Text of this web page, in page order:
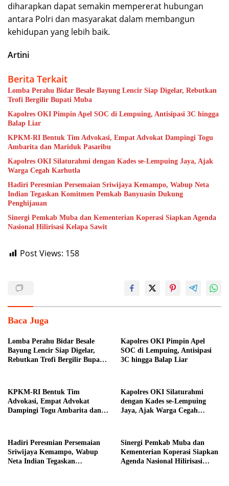
diharapkan dapat semakin mempererat hubungan
antara Polri dan masyarakat dalam membangun
kehidupan yang lebih baik.
Artini
Berita Terkait
Lomba Perahu Bidar Besale Bayung Lencir Siap Digelar, Rebutkan
Trofi Bergilir Bupati Muba
Kapolres OKI Pimpin Apel SOC di Lempuing, Antisipasi 3C hingga
Balap Liar
KPKM-RI Bentuk Tim Advokasi, Empat Advokat Dampingi Togu
Ambarita dan Mariduk Pasaribu
Kapolres OKI Silaturahmi dengan Kades se-Lempuing Jaya, Ajak
Warga Cegah Karhutla
Hadiri Peresmian Persemaian Sriwijaya Kemampo, Wabup Neta
Indian Tegaskan Komitmen Pemkab Banyuasin Dukung
Penghijauan
Sinergi Pemkab Muba dan Kementerian Koperasi Siapkan Agenda
Nasional Hilirisasi Kelapa Sawit
Post Views: 158
Baca Juga
Lomba Perahu Bidar Besale
Bayung Lencir Siap Digelar,
Rebutkan Trofi Bergilir Bupati
Kapolres OKI Pimpin Apel
SOC di Lempuing, Antisipasi
3C hingga Balap Liar
KPKM-RI Bentuk Tim
Advokasi, Empat Advokat
Dampingi Togu Ambarita dan
Kapolres OKI Silaturahmi
dengan Kades se-Lempuing
Jaya, Ajak Warga Cegah
Hadiri Peresmian Persemaian
Sriwijaya Kemampo, Wabup
Neta Indian Tegaskan
Sinergi Pemkab Muba dan
Kementerian Koperasi Siapkan
Agenda Nasional Hilirisasi